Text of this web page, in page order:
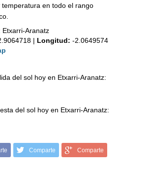
temperatura en todo el rango
Etxarri-Aranatz
| Longitud: -2.0649574
del sol hoy en Etxarri-Aranatz:
del sol hoy en Etxarri-Aranatz:
Comparte Comparte